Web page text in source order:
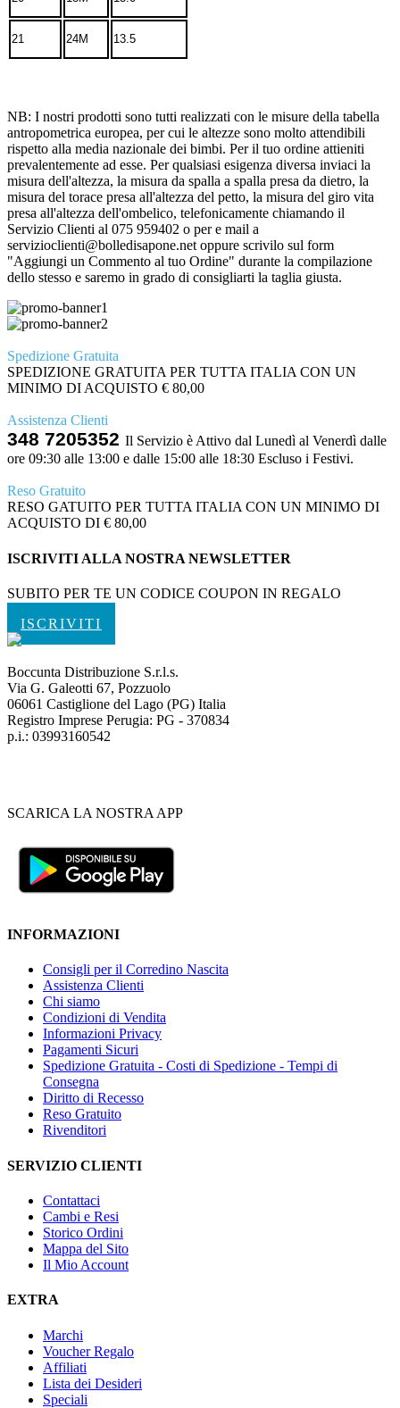
21 24M 13.5
NB: I nostri prodotti sono tutti realizzati con le misure della tabella
antropometrica europea, per cui le altezze sono molto attendibili
rispetto alla media nazionale dei bimbi. Per il tuo ordine attieniti
prevalentemente ad esse. Per qualsiasi esigenza diversa inviaci la
misura dell'altezza, la misura da spalla a spalla presa da dietro, la
misura del torace presa all'altezza del petto, la misura del giro vita
presa all'altezza dell'ombelico, telefonicamente chiamando il
Servizio Clienti al 075 959402 o per e mail a
servizioclienti@bolledisapone.net oppure scrivilo sul form
"Aggiungi un Commento al tuo Ordine" durante la compilazione
dello stesso e saremo in grado di consigliarti la taglia giusta.
Spedizione Gratuita
SPEDIZIONE GRATUITA PER TUTTA ITALIA CON UN
MINIMO DI ACQUISTO € 80,00
Assistenza Clienti
348 7205352 Il Servizio è Attivo dal Lunedì al Venerdì dalle
ore 09:30 alle 13:00 e dalle 15:00 alle 18:30 Escluso i Festivi.
Reso Gratuito
RESO GATUITO PER TUTTA ITALIA CON UN MINIMO DI
ACQUISTO DI € 80,00
ISCRIVITI ALLA NOSTRA NEWSLETTER
SUBITO PER TE UN CODICE COUPON IN REGALO
ISCRIVITI
Boccunta Distribuzione S.r.l.s.
Via G. Galeotti 67, Pozzuolo
06061 Castiglione del Lago (PG) Italia
Registro Imprese Perugia: PG - 370834
p.i.: 03993160542
SCARICA LA NOSTRA APP
INFORMAZIONI
Consigli per il Corredino Nascita
Assistenza Clienti
Chi siamo
Condizioni di Vendita
Informazioni Privacy
Pagamenti Sicuri
Spedizione Gratuita - Costi di Spedizione - Tempi di
Consegna
Diritto di Recesso
Reso Gratuito
Rivenditori
SERVIZIO CLIENTI
Contattaci
Cambi e Resi
Storico Ordini
Mappa del Sito
Il Mio Account
EXTRA
Marchi
Voucher Regalo
Affiliati
Lista dei Desideri
Speciali